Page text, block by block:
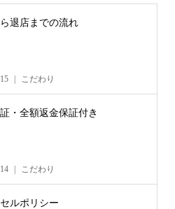
退店までの流れ
こだわり
・全額返金保証付き
こだわり
ルポリシー